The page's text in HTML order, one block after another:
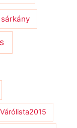
sárkány
Várólista2015